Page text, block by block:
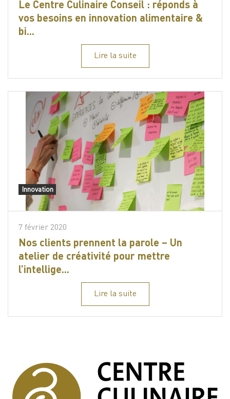
Le Centre Culinaire Conseil : réponds à
vos besoins en innovation alimentaire &
bi...
Lire la suite
Innovation
7 février 2020
Nos clients prennent la parole – Un
atelier de créativité pour mettre
l’intellige...
Lire la suite